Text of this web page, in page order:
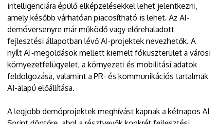
intelligenciára épülő elképzelésekkel lehet jelentkezni,
amely később várhatóan piacosítható is lehet. Az AI-
demóversenyre már működő vagy előrehaladott
fejlesztési állapotban lévő AI-projektek nevezhetők. A
nyílt AI-megoldások mellett kiemelt fókuszterület a városi
környezetfelügyelet, a környezeti és mobilitási adatok
feldolgozása, valamint a PR- és kommunikációs tartalmak
AI-alapú előállítása.
A legjobb demóprojektek meghívást kapnak a kétnapos AI